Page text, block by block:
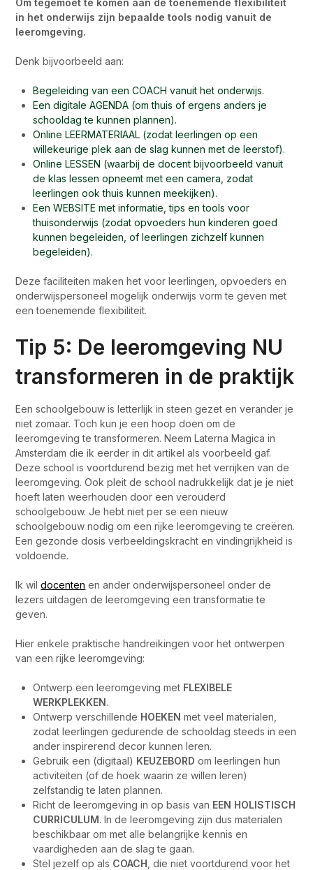
in het onderwijs zijn bepaalde tools nodig vanuit de
leeromgeving.
Denk bijvoorbeeld aan:
Begeleiding van een COACH vanuit het onderwijs.
Een digitale AGENDA (om thuis of ergens anders je
schooldag te kunnen plannen).
Online LEERMATERIAAL (zodat leerlingen op een
willekeurige plek aan de slag kunnen met de leerstof).
Online LESSEN (waarbij de docent bijvoorbeeld vanuit
de klas lessen opneemt met een camera, zodat
leerlingen ook thuis kunnen meekijken).
Een WEBSITE met informatie, tips en tools voor
thuisonderwijs (zodat opvoeders hun kinderen goed
kunnen begeleiden, of leerlingen zichzelf kunnen
begeleiden).
Deze faciliteiten maken het voor leerlingen, opvoeders en
onderwijspersoneel mogelijk onderwijs vorm te geven met
een toenemende flexibiliteit.
Tip 5: De leeromgeving NU
transformeren in de praktijk
Een schoolgebouw is letterlijk in steen gezet en verander je
niet zomaar. Toch kun je een hoop doen om de
leeromgeving te transformeren. Neem Laterna Magica in
Amsterdam die ik eerder in dit artikel als voorbeeld gaf.
Deze school is voortdurend bezig met het verrijken van de
leeromgeving. Ook pleit de school nadrukkelijk dat je je niet
hoeft laten weerhouden door een verouderd
schoolgebouw. Je hebt niet per se een nieuw
schoolgebouw nodig om een rijke leeromgeving te creëren.
Een gezonde dosis verbeeldingskracht en vindingrijkheid is
voldoende.
Ik wildocenten en ander onderwijspersoneel onder de
lezers uitdagen de leeromgeving een transformatie te
geven.
Hier enkele praktische handreikingen voor het ontwerpen
van een rijke leeromgeving:
Ontwerp een leeromgeving met FLEXIBELE
WERKPLEKKEN.
Ontwerp verschillende HOEKEN met veel materialen,
zodat leerlingen gedurende de schooldag steeds in een
ander inspirerend decor kunnen leren.
Gebruik een (digitaal) KEUZEBORDom leerlingen hun
activiteiten (of de hoek waarin ze willen leren)
zelfstandig te laten plannen.
Richt de leeromgeving in op basis van EEN HOLISTISCH
CURRICULUM. In de leeromgeving zijn dus materialen
beschikbaar om met alle belangrijke kennis en
vaardigheden aan de slag te gaan.
Stel jezelf op als COACH , die niet voortdurend voor het